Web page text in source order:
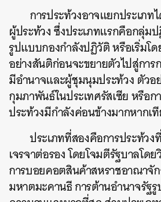
การประท้วงอาจแยกประเภ
ผู้ประท้วง ซึ่งประเภทแรกคือกลุ่ม
รูปแบบกองกำลังปฏิวัติ หรือเริ่มโ
อย่างสันติก่อนจะขยายตัวไปสู่การ
มีอำนาจและผู้ชุมนุมประท้วง ตัวอ
กุมภาพันธ์ในประเทศรัสเซีย หรือ
ประท้วงมีกำลังค่อนข้างมากหาก
ประเภทที่สองคือการประท้วง
เจรจาต่อรอง โดยโจมตีรัฐบาลโด
การบอยคอตสินค้าสหราชอาณาจั
มหาตมะคานธี การต้านอำนาจรัฐ